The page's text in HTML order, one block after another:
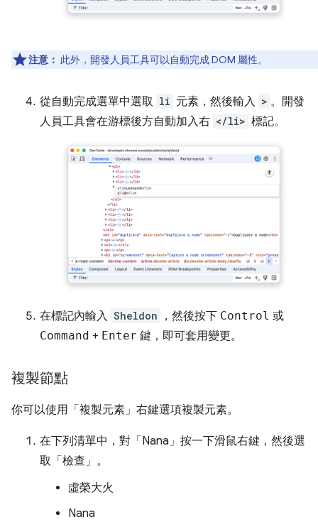
注意： 此外，開發人員工具可以自動完成 DOM 屬性。
從自動完成選單中選取 li 元素，然後輸入 > 。開發
人員工具會在游標後方自動加入右 </li> 標記。
在標記內輸入 Sheldon ，然後按下 Control 或
Command + Enter 鍵，即可套用變更。
複製節點
你可以使用「複製元素」 右鍵選項複製元素。
在下列清單中，對「Nana」 按一下滑鼠右鍵，然後選
取「檢查」 。
虛榮大火
Nana